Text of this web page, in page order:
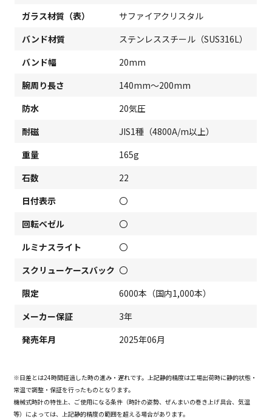
ガラス材質（表）
サファイアクリスタル
バンド材質
ステンレススチール（SUS316L）
バンド幅
20mm
腕周り長さ
140mm～200mm
防水
20気圧
耐磁
JIS1種（4800A/m以上）
重量
165g
石数
22
日付表示
〇
回転ベゼル
〇
ルミナスライト
〇
スクリューケースバック 〇
限定
6000本（国内1,000本）
メーカー保証
3年
発売年月
2025年06月
※日差とは24時間経過した時の進み・遅れです。上記静的精度は工場出荷時に静的状態・
常温で調整・保証を行ったものとなります。
機械式時計の特性上、ご使用になる条件（時計の姿勢、ぜんまいの巻き上げ具合、気温
等）によっては、上記静的精度の範囲を超える場合があります。